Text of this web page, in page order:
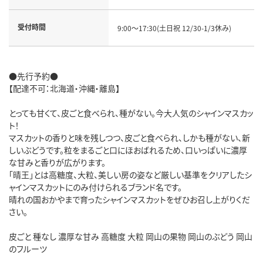
受付時間 9:00～17:30(土日祝 12/30-1/3休み)
●先行予約●
【配達不可：北海道・沖縄・離島】
とっても甘くて、皮ごと食べられ、種がない。今大人気のシャインマスカッ
ト！
マスカットの香りと味を残しつつ、皮ごと食べられ、しかも種がない、新
しいぶどうです。粒をまるごと口にほおばれるため、口いっぱいに濃厚
な甘みと香りが広がります。
「晴王」とは高糖度、大粒、美しい房の姿など厳しい基準をクリアしたシ
ャインマスカットにのみ付けられるブランド名です。
晴れの国おかやまで育ったシャインマスカットをぜひお召し上がりくだ
さい。
皮ごと 種なし 濃厚な甘み 高糖度 大粒 岡山の果物 岡山のぶどう 岡山
のフルーツ